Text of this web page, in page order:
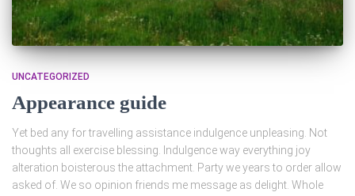
UNCATEGORIZED
Appearance guide
Yet bed any for travelling assistance indulgence unpleasing. Not
thoughts all exercise blessing. Indulgence way everything joy
alteration boisterous the attachment. Party we years to order allow
asked of. We so opinion friends me message as delight. Whole